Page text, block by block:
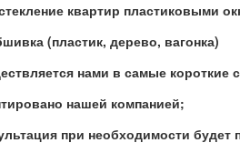
квартир пластиковыми
(пластик, дерево, вагонка)
нами в самые короткие
нашей компанией;
при необходимости будет